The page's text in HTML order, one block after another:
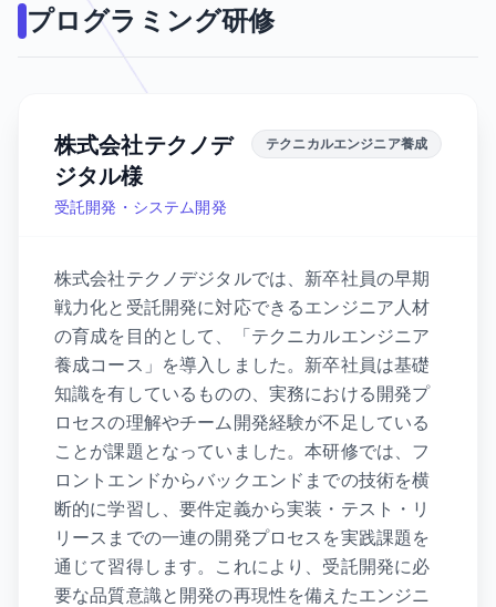
プログラミング研修
株式会社テクノデ
ジタル様
受託開発・システム開発
テクニカルエンジニア養成
株式会社テクノデジタルでは、新卒社員の早期
戦力化と受託開発に対応できるエンジニア人材
の育成を目的として、「テクニカルエンジニア
養成コース」を導入しました。新卒社員は基礎
知識を有しているものの、実務における開発プ
ロセスの理解やチーム開発経験が不足している
ことが課題となっていました。本研修では、フ
ロントエンドからバックエンドまでの技術を横
断的に学習し、要件定義から実装・テスト・リ
リースまでの一連の開発プロセスを実践課題を
通じて習得します。これにより、受託開発に必
要な品質意識と開発の再現性を備えたエンジニ